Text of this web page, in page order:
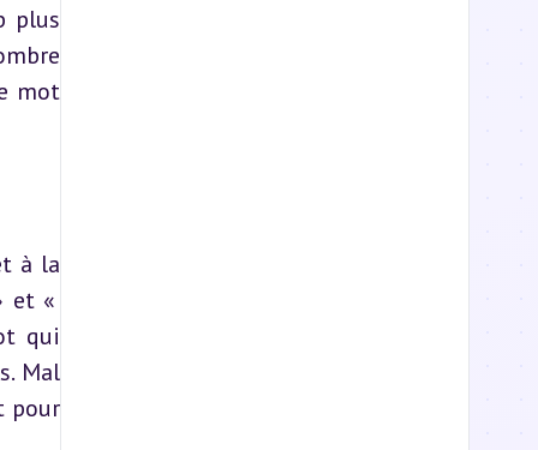
plus
mot
à la
et «
qui
Mal
pour